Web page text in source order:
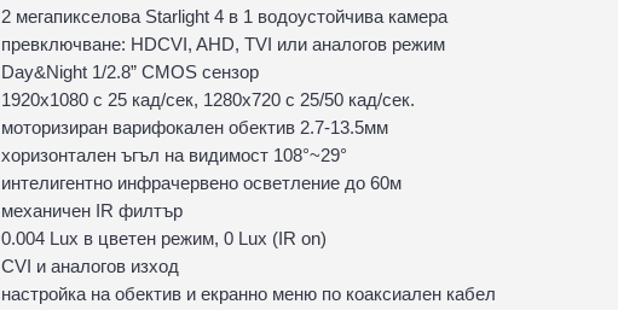
2 мегапикселова Starlight 4 в 1 водоустойчива камера
превключване: HDCVI, AHD, TVI или аналогов режим
Day&Night 1/2.8” CMOS сензор
1920x1080 с 25 кад/сек, 1280х720 с 25/50 кад/сек.
моторизиран варифокален обектив 2.7-13.5мм
хоризонтален ъгъл на видимост 108°~29°
интелигентно инфрачервено осветление до 60м
механичен IR филтър
0.004 Lux в цветен режим, 0 Lux (IR on)
CVI и аналогов изход
настройка на обектив и екранно меню по коаксиален кабел